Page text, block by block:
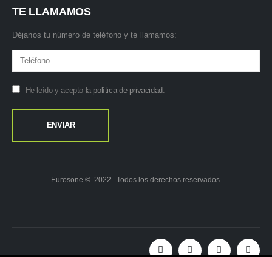
TE LLAMAMOS
Déjanos tu número de teléfono y te llamamos:
He leído y acepto la política de privacidad.
Eurosone © 2022. Todos los derechos reservados.